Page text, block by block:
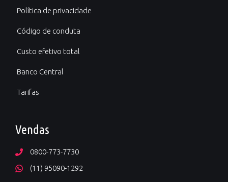
Política de privacidade
Código de conduta
Custo efetivo total
Banco Central
Tarifas
Vendas
0800-773-7730
(11) 95090-1292